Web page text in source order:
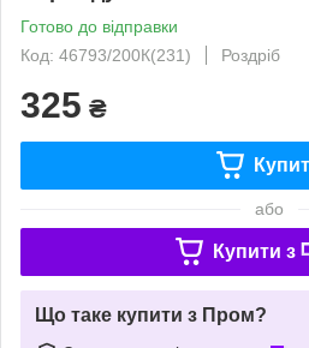
Готово до відправки
Код: 46793/200К(231)
Роздріб
325 ₴
або
Купити з
Що таке купити з Пром?